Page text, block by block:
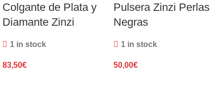
Colgante de Plata y
Diamante Zinzi
1 in stock
83,50€
Pulsera Zinzi Perlas
Negras
1 in stock
50,00€